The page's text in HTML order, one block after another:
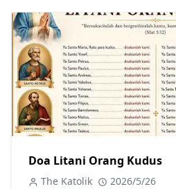
Doa Litani Orang Kudus
The Katolik 2026/5/26